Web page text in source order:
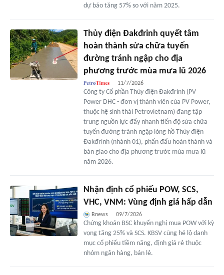
dự báo tăng 57% so với năm 2025.
Thủy điện Đakđrinh quyết tâm
hoàn thành sửa chữa tuyến
đường tránh ngập cho địa
phương trước mùa mưa lũ 2026
11/7/2026
Công ty Cổ phần Thủy điện Đakđrinh (PV
Power DHC - đơn vị thành viên của PV Power,
thuộc hệ sinh thái Petrovietnam) đang tập
trung nguồn lực đẩy nhanh tiến độ sửa chữa
tuyến đường tránh ngập lòng hồ Thủy điện
Đakđrinh (nhánh 01), phấn đấu hoàn thành và
bàn giao cho địa phương trước mùa mưa lũ
năm 2026.
Nhận định cổ phiếu POW, SCS,
VHC, VNM: Vùng định giá hấp dẫn
Bnews 09/7/2026
Chứng khoán BSC khuyến nghị mua POW với kỳ
vọng tăng 25% và SCS. KBSV cũng hé lộ danh
mục cổ phiếu tiềm năng, định giá rẻ thuộc
nhóm ngân hàng, bán lẻ.